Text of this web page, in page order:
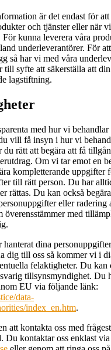
är det endast för
och tjänster eller när
För kunna leverera våra
underleverantörer. För
så har vi med våra
till syfte att säkerställa att
lagstiftning.
med hur vi behandlar
vill få insyn i hur vi
du rätt att begära att få
Om vi tar emot en
kompletterande uppgifter
till rätt person. Du har
rättas. Du kan också
eller radering
överensstämmer med
hanterat dina
dig till oss så kommer vi i
felaktigheter. Du kan
tillsynsmyndighet. Du
EU via följande länk:
data-
index_en.htm.
att kontakta oss med
Du kontaktar oss enklast via